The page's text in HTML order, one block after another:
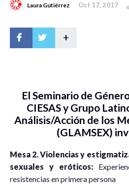
Laura Gutiérrez Oct 17, 2017
+
El Seminario de
CIESAS y Grupo
Análisis/Acción de los
(GLAMSEX)
Mesa 2. Violencias y
sexuales y eróticos:
resistencias en primera persona